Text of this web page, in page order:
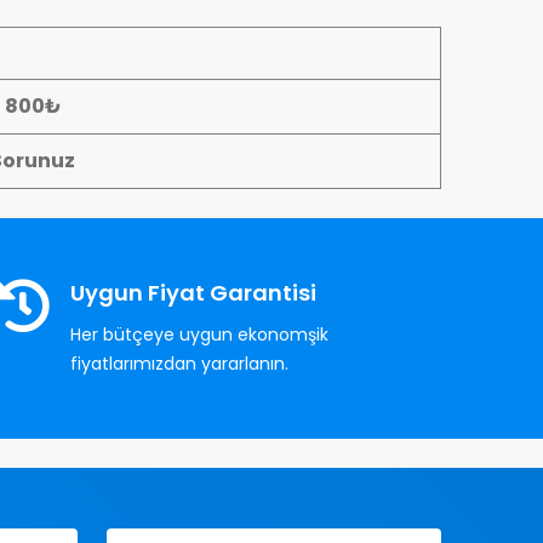
800₺
Uygun Fiyat Garantisi
Her bütçeye uygun ekonomşik
fiyatlarımızdan yararlanın.